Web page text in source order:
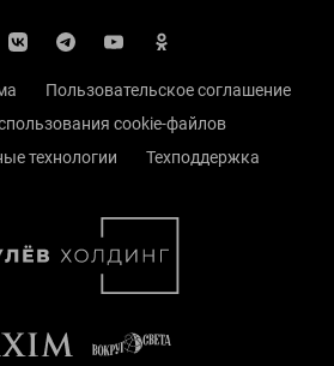
Пользовательское соглашение
cookie-файлов
технологии
Техподдержка